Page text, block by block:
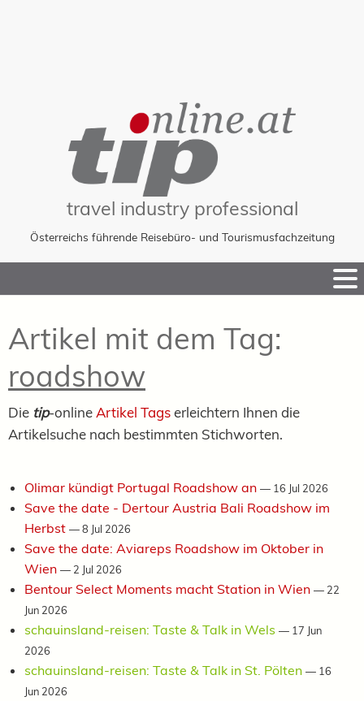
travel industry professional
Österreichs führende Reisebüro- und Tourismusfachzeitung
to
Artikel mit dem Tag:
roadshow
Die tip-online Artikel Tagserleichtern Ihnen die
Artikelsuche nach bestimmten Stichworten.
Olimar kündigt Portugal Roadshow an — 16 Jul 2026
Save the date - Dertour Austria Bali Roadshow im
Herbst —8 Jul 2026
Save the date: Aviareps Roadshow im Oktober in
Wien — 2 Jul 2026
Bentour Select Moments macht Station in Wien — 22
Jun 2026
schauinsland-reisen: Taste & Talk in Wels — 17 Jun
2026
schauinsland-reisen: Taste & Talk in St. Pölten — 16
Jun 2026